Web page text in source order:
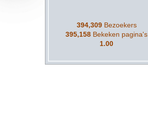
394,309 Bezoekers
395,158 Bekeken pagina's
1.00